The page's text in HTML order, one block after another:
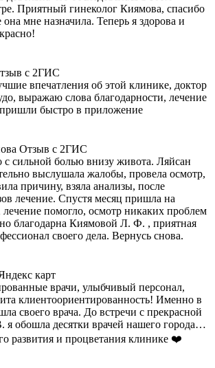
Приятный гинеколог Киямова, спасибо
она мне назначила. Теперь я здорова и
с 2ГИС
впечатления об этой клинике, доктор
выражаю слова благодарности, лечение
быстро в приложение
Отзыв с 2ГИС
сильной болью внизу живота. Ляйсан
выслушала жалобы, провела осмотр,
причину, взяла анализы, после
лечение. Спустя месяц пришла на
помогло, осмотр никаких проблем
благодарна Киямовой Л. Ф. , приятная
своего дела. Вернусь снова.
карт
врачи, улыбчивый персонал,
клиентоориентированность! Именно в
своего врача. До встречи с прекрасной
обошла десятки врачей нашего города…
развития и процветания клинике ❤️